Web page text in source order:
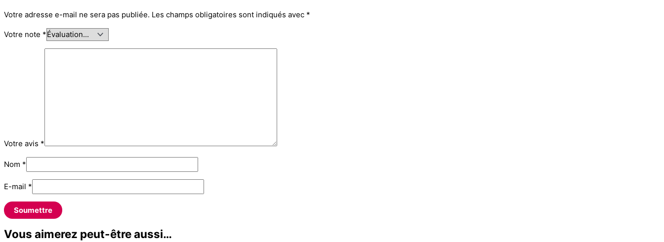
Votre adresse e-mail ne sera pas publiée. Les champs obligatoires sont indiqués avec *
Votre note *
Votre avis *
Nom *
E-mail *
Vous aimerez peut-être aussi…